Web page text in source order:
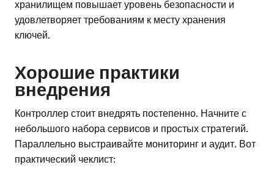
хранилищем повышает уровень безопасности и
удовлетворяет требованиям к месту хранения
ключей.
Хорошие практики
внедрения
Контроллер стоит внедрять постепенно. Начните с
небольшого набора сервисов и простых стратегий.
Параллельно выстраивайте мониторинг и аудит. Вот
практический чеклист: